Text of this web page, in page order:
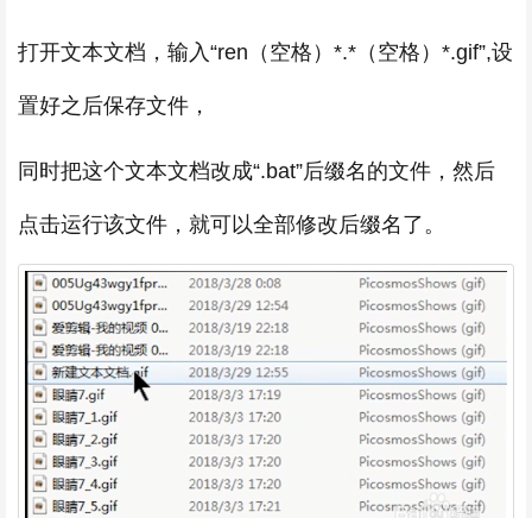
打开文本文档，输入“ren（空格）*.*（空格）*.gif”,设
置好之后保存文件，
同时把这个文本文档改成“.bat”后缀名的文件，然后
点击运行该文件，就可以全部修改后缀名了。